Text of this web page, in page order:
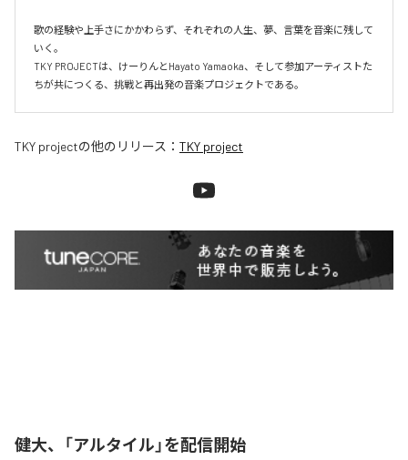
歌の経験や上手さにかかわらず、それぞれの人生、夢、言葉を音楽に残して
いく。
TKY PROJECTは、けーりんとHayato Yamaoka、そして参加アーティストた
ちが共につくる、挑戦と再出発の音楽プロジェクトである。
TKY projectの他のリリース： TKY project
健大、「アルタイル」を配信開始